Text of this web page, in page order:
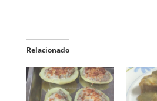
Relacionado